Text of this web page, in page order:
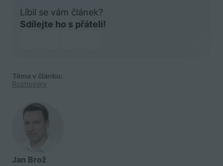
Líbil se vám článek?
Sdílejte ho s přáteli!
Téma v článku:
Rozhovory
Jan Brož